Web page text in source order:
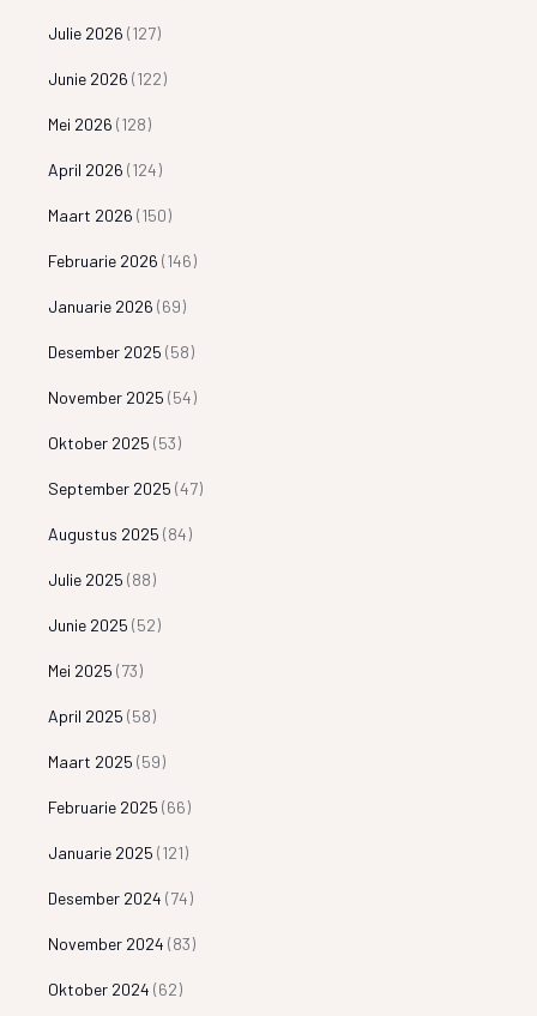
Julie 2026 (127)
Junie 2026 (122)
Mei 2026 (128)
April 2026 (124)
Maart 2026 (150)
Februarie 2026 (146)
Januarie 2026 (69)
Desember 2025 (58)
November 2025 (54)
Oktober 2025 (53)
September 2025 (47)
Augustus 2025 (84)
Julie 2025 (88)
Junie 2025 (52)
Mei 2025 (73)
April 2025 (58)
Maart 2025 (59)
Februarie 2025 (66)
Januarie 2025 (121)
Desember 2024 (74)
November 2024 (83)
Oktober 2024 (62)